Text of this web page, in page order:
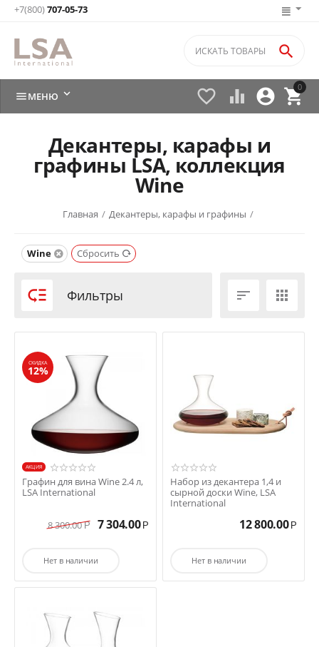
+7(800)707-05-73
0


 

МЕНЮ 
Декантеры, карафы и
графины LSA, коллекция
Wine
Главная / Декантеры, карафы и графины /
Wine Сбросить
 Фильтры  
СКИДКА
12%
AКЦИЯ
Графин для вина Wine 2.4 л,
LSA International
8 300.00 Р 7 304.00 Р
Нет в наличии
Набор из декантера 1,4 и
сырной доски Wine, LSA
International
12 800.00 Р
Нет в наличии